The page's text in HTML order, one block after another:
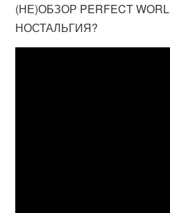
(НЕ)ОБЗОР PERFECT
НОСТАЛЬГИЯ?